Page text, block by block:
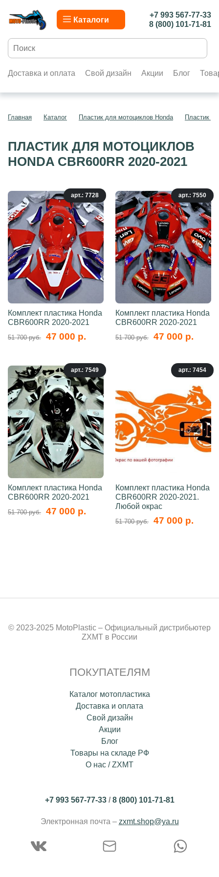
Каталоги
+7 993 567-77-33
8 (800) 101-71-81
Доставка и оплата Свой дизайн Акции Блог
Главная Каталог Пластик для мотоциклов Honda Пластик
ПЛАСТИК ДЛЯ МОТОЦИКЛОВ
HONDA CBR600RR 2020-2021
арт.: 7728
Комплект пластика Honda
CBR600RR 2020-2021
51 700 руб. 47 000 р.
арт.: 7550
Комплект пластика Honda
CBR600RR 2020-2021
51 700 руб. 47 000 р.
арт.: 7549
Комплект пластика Honda
CBR600RR 2020-2021
51 700 руб. 47 000 р.
арт.: 7454
Комплект пластика Honda
CBR600RR 2020-2021.
Любой окрас
51 700 руб. 47 000 р.
© 2023-2025 MotoPlastic – Официальный дистрибьютер
ZXMT в России
ПОКУПАТЕЛЯМ
Каталог мотопластика
Доставка и оплата
Свой дизайн
Акции
Блог
Товары на складе РФ
О нас / ZXMT
+7 993 567-77-33/8 (800) 101-71-81
Электронная почта – zxmt.shop@ya.ru